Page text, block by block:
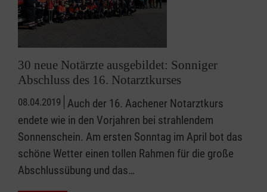
30 neue Notärzte ausgebildet: Sonniger
Abschluss des 16. Notarztkurses
08.04.2019 Auch der 16. Aachener Notarztkurs
endete wie in den Vorjahren bei strahlendem
Sonnenschein. Am ersten Sonntag im April bot das
schöne Wetter einen tollen Rahmen für die große
Abschlussübung und das…